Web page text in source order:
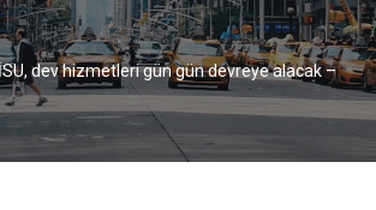
dev hizmetleri gün gün devreye alacak –